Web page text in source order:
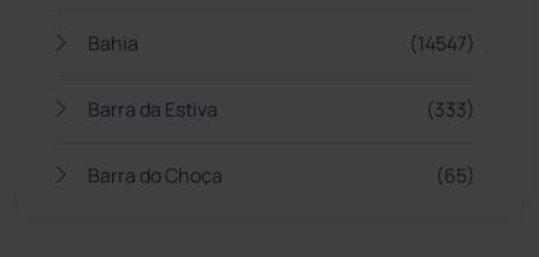
Bahia (14547)
Barra da Estiva (333)
Barra do Choça (65)